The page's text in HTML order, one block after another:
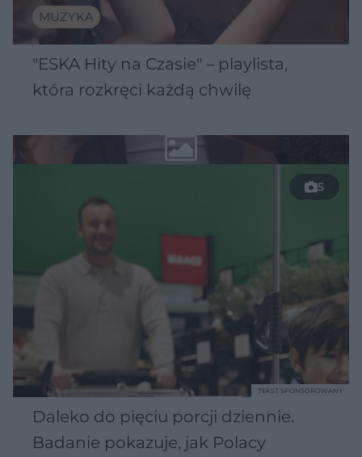
MUZYKA
"ESKA Hity na Czasie" – playlista,
która rozkręci każdą chwilę
5
Daleko do pięciu porcji dziennie.
Badanie pokazuje, jak Polacy
TEKST SPONSOROWANY